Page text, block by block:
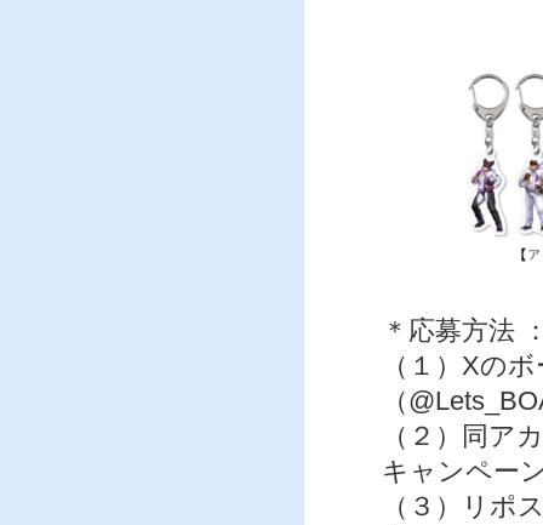
＊応募方法
（１）Xの
（
（２）同ア
キャンペー
（３）リポ